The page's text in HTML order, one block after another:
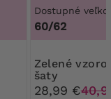
Dostupné
60/62
Zelené vzorované
šaty
28,99 €